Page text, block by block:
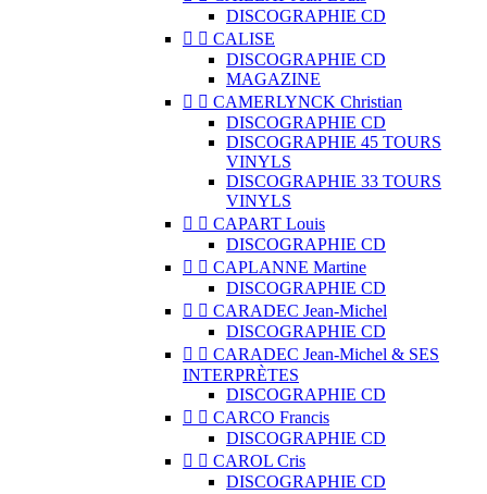
DISCOGRAPHIE CD
  CALISE
DISCOGRAPHIE CD
MAGAZINE
  CAMERLYNCK Christian
DISCOGRAPHIE CD
DISCOGRAPHIE 45 TOURS
VINYLS
DISCOGRAPHIE 33 TOURS
VINYLS
  CAPART Louis
DISCOGRAPHIE CD
  CAPLANNE Martine
DISCOGRAPHIE CD
  CARADEC Jean-Michel
DISCOGRAPHIE CD
  CARADEC Jean-Michel & SES
INTERPRÈTES
DISCOGRAPHIE CD
  CARCO Francis
DISCOGRAPHIE CD
  CAROL Cris
DISCOGRAPHIE CD